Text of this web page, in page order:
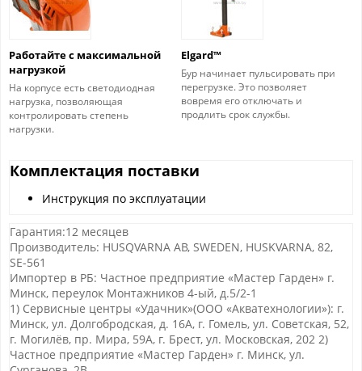
Работайте с максимальной
нагрузкой
На корпусе есть светодиодная
нагрузка, позволяющая
контролировать степень
нагрузки.
Elgard™
Бур начинает пульсировать при
перегрузке. Это позволяет
вовремя его отключать и
продлить срок службы.
Комплектация поставки
Инструкция по эксплуатации
Гарантия:12 месяцев
Производитель: HUSQVARNA AB, SWEDEN, HUSKVARNA, 82,
SE-561
Импортер в РБ: Частное предприятие «Мастер Гарден» г.
Минск, переулок Монтажников 4-ый, д.5/2-1
1) Сервисные центры «Удачник»(ООО «Акватехнологии»): г.
Минск, ул. Долгобродская, д. 16А, г. Гомель, ул. Советская, 52,
г. Могилёв, пр. Мира, 59А, г. Брест, ул. Московская, 202 2)
Частное предприятие «Мастер Гарден» г. Минск, ул.